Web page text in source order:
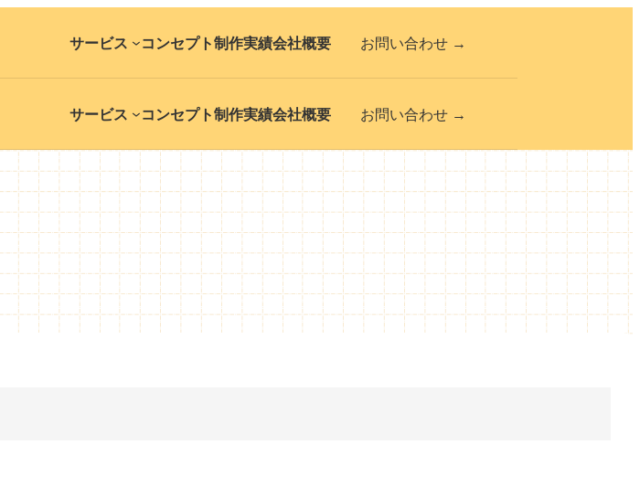
サービス コンセプト制作実績会社概要 お問い合わせ →
サービス コンセプト制作実績会社概要 お問い合わせ →